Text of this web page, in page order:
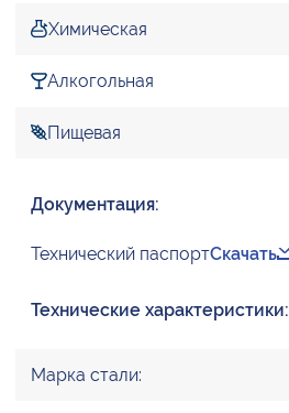
Химическая
Алкогольная
Пищевая
Документация:
Технический паспортСкачать
Технические характеристики:
Марка стали: